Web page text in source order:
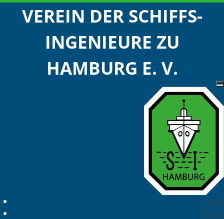
VEREIN DER SCHIFFS-
INGENIEURE ZU
HAMBURG E. V.
Start
Verein